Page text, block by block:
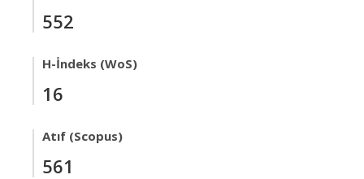
552
H-İndeks (WoS)
16
Atıf (Scopus)
561